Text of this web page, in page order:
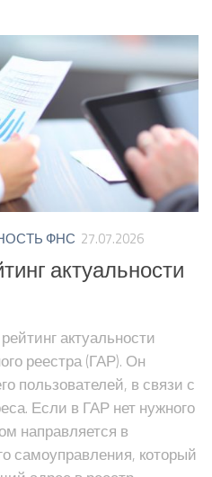
ФНС 27.07.2026
актуальности
актуальности
реестра (ГАР). Он
пользователей, в связи с
Если в ГАР нет нужного
направляется в
самоуправления, который